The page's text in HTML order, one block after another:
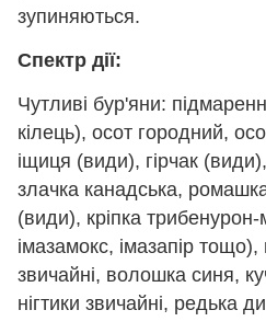
зупиняються.
Спектр дії:
Чутливі бур'яни:
кілець), осот городний,
іщиця (види), гірчак (види),
злачка канадська,
(види), кріпка трибенурон-
імазамокс, імазапір
звичайні, волошка синя,
нігтики звичайні, редька